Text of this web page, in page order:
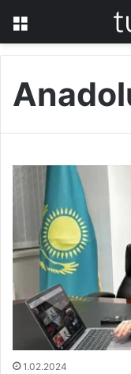
1.02.2024